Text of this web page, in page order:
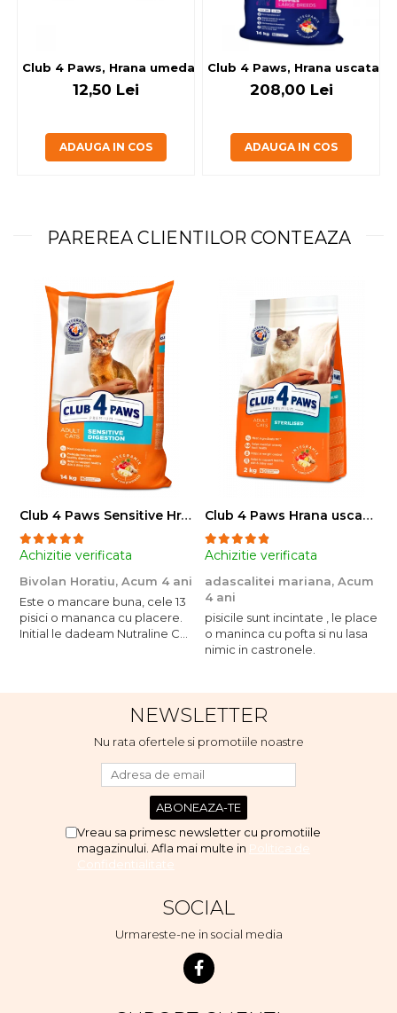
Club 4 Paws, Hrana umeda caini - cu miel, set 5+1, 6x80 g
12,50 Lei
ADAUGA IN COS
Club 4 Paws, Hrana uscata
208,00 Lei
ADAUGA IN COS
PAREREA CLIENTILOR CONTEAZA
Club 4 Paws Sensitive Hrana uscata pisici adulte, 14kg
Achizitie verificata
Bivolan Horatiu, Acum 4 ani
Este o mancare buna, cele 13
pisici o mananca cu placere.
Initial le dadeam Nutraline Cat
evita, nu o mananca cu
placere. Eu sunt multumit si
Club 4 Paws Hrana uscata pisici sterilizate, 2kg
Achizitie verificata
adascalitei mariana, Acum
4 ani
pisicile sunt incintate , le place
o maninca cu pofta si nu lasa
nimic in castronele.
NEWSLETTER
Nu rata ofertele si promotiile noastre
Vreau sa primesc newsletter cu promotiile
magazinului. Afla mai multe in Politica de
Confidentialitate
SOCIAL
Urmareste-ne in social media